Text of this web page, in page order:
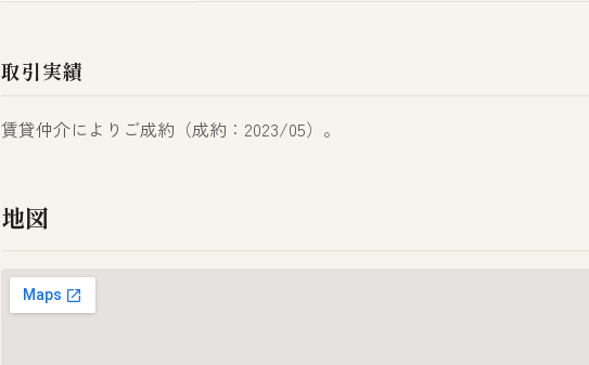
取引実績
賃貸仲介によりご成約（成約：2023/05）。
地図